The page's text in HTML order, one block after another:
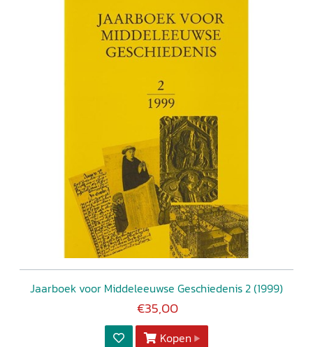
Jaarboek voor Middeleeuwse Geschiedenis 2 (1999)
€35,00
Kopen